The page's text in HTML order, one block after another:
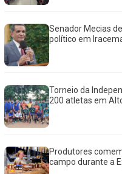
Senador Mecias
político em
Torneio da
200 atletas em
Produtores
campo durante a